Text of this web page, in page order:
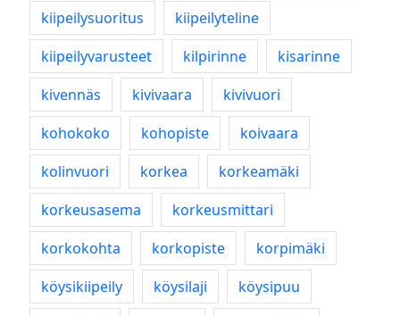
kiipeilysuoritus
kiipeilyteline
kiipeilyvarusteet
kilpirinne
kisarinne
kivennäs
kivivaara
kivivuori
kohokoko
kohopiste
koivaara
kolinvuori
korkea
korkeamäki
korkeusasema
korkeusmittari
korkokohta
korkopiste
korpimäki
köysikiipeily
köysilaji
köysipuu